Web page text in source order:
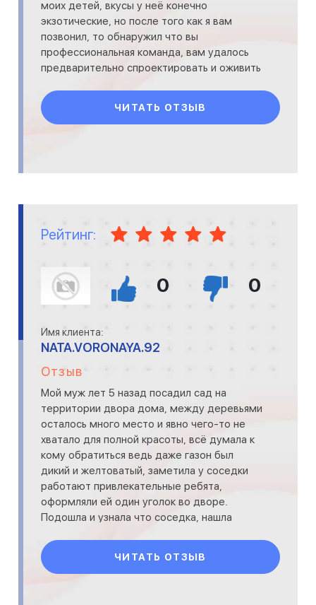
моих детей, вкусы у неё конечно
экзотические, но после того как я вам
позвонил, то обнаружил что вы
профессиональная команда, вам удалось
предварительно спроектировать и оживить
ЧИТАТЬ ОТЗЫВ
Рейтинг:
0 0
Имя клиента:
NATA.VORONAYA.92
Отзыв
Мой муж лет 5 назад посадил сад на
территории двора дома, между деревьями
осталось много место и явно чего-то не
хватало для полной красоты, всё думала к
кому обратиться ведь даже газон был
дикий и желтоватый, заметила у соседки
работают привлекательные ребята,
оформляли ей один уголок во дворе.
Подошла и узнала что соседка, нашла
ЧИТАТЬ ОТЗЫВ